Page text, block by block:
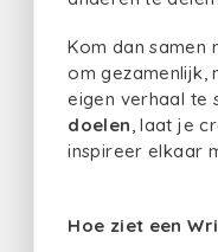
Kom dan samen
om gezamenlijk,
eigen verhaal te
doelen , laat je
inspireer elkaar
Hoe ziet een